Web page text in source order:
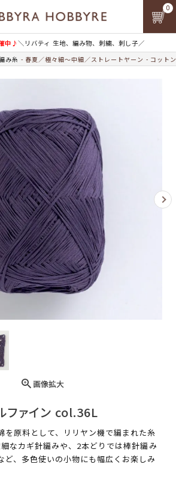
中♪＼リバティ 生地、編み物、刺繍、刺し子／
0
み糸 春夏／極々細～中細／ストレートヤーン コット
画像拡大
ファイン col.36L
を原料として、リリヤン機で編まれた糸
なカギ針編みや、2本どりでは棒針編み
ど、多色使いの小物にも幅広くお楽しみ